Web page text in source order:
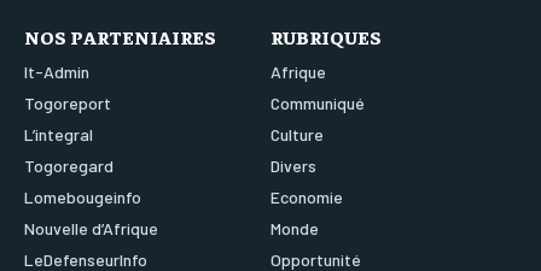
NOS PARTENIAIRES
It-Admin
Togoreport
L’integral
Togoregard
Lomebougeinfo
Nouvelle d’Afrique
LeDefenseurInfo
RUBRIQUES
Afrique
Communiqué
Culture
Divers
Economie
Monde
Opportunité